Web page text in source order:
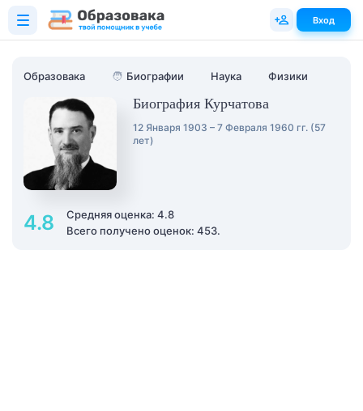
Образовака 🧑 Биографии Наука Физики
Биография Курчатова
12 Января 1903 – 7 Февраля 1960 гг. (57
лет)
4.8
Средняя оценка: 4.8
Всего получено оценок: 453.
Вход